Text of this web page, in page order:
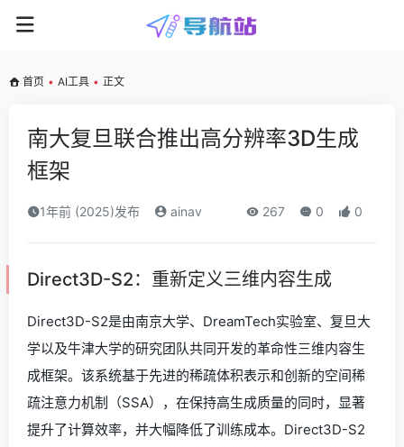
首页 • AI工具 • 正文
南大复旦联合推出高分辨率3D生成
框架
1年前 (2025)发布 ainav 267 0 0
Direct3D-S2：重新定义三维内容生成
Direct3D-S2是由南京大学、DreamTech实验室、复旦大
学以及牛津大学的研究团队共同开发的革命性三维内容生
成框架。该系统基于先进的稀疏体积表示和创新的空间稀
疏注意力机制（SSA），在保持高生成质量的同时，显著
提升了计算效率，并大幅降低了训练成本。Direct3D-S2